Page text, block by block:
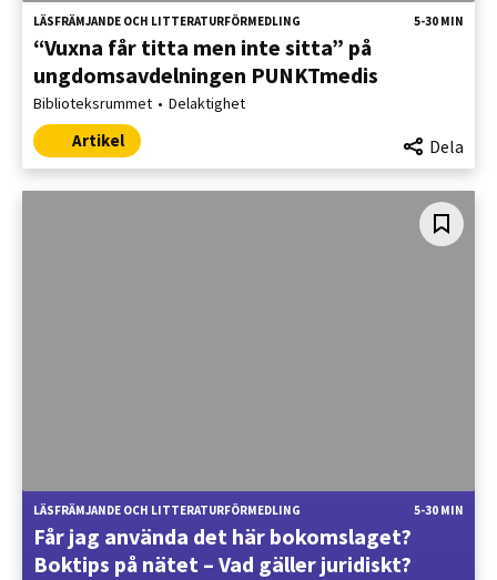
LÄSFRÄMJANDE OCH LITTERATURFÖRMEDLING 5-30 MIN
“Vuxna får titta men inte sitta” på
ungdomsavdelningen PUNKTmedis
Biblioteksrummet Delaktighet
Artikel Dela
LÄSFRÄMJANDE OCH LITTERATURFÖRMEDLING 5-30 MIN
Får jag använda det här bokomslaget?
Boktips på nätet – Vad gäller juridiskt?